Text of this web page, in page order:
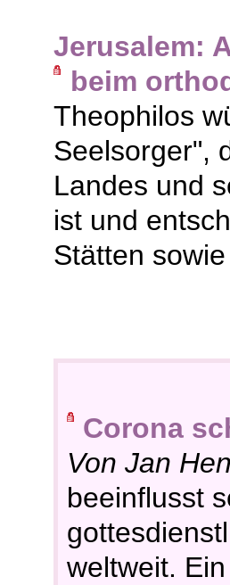
Jerusalem:
beim
Theophilos
Seelsorger",
Landes und
ist und
Stätten
Corona
Von Jan
beeinflusst
weltweit.